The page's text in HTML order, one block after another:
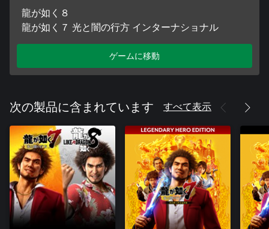
龍が如く８
龍が如く７ 光と闇の行方 インターナショナル
ゲームに移動
次の製品に含まれています すべて表示